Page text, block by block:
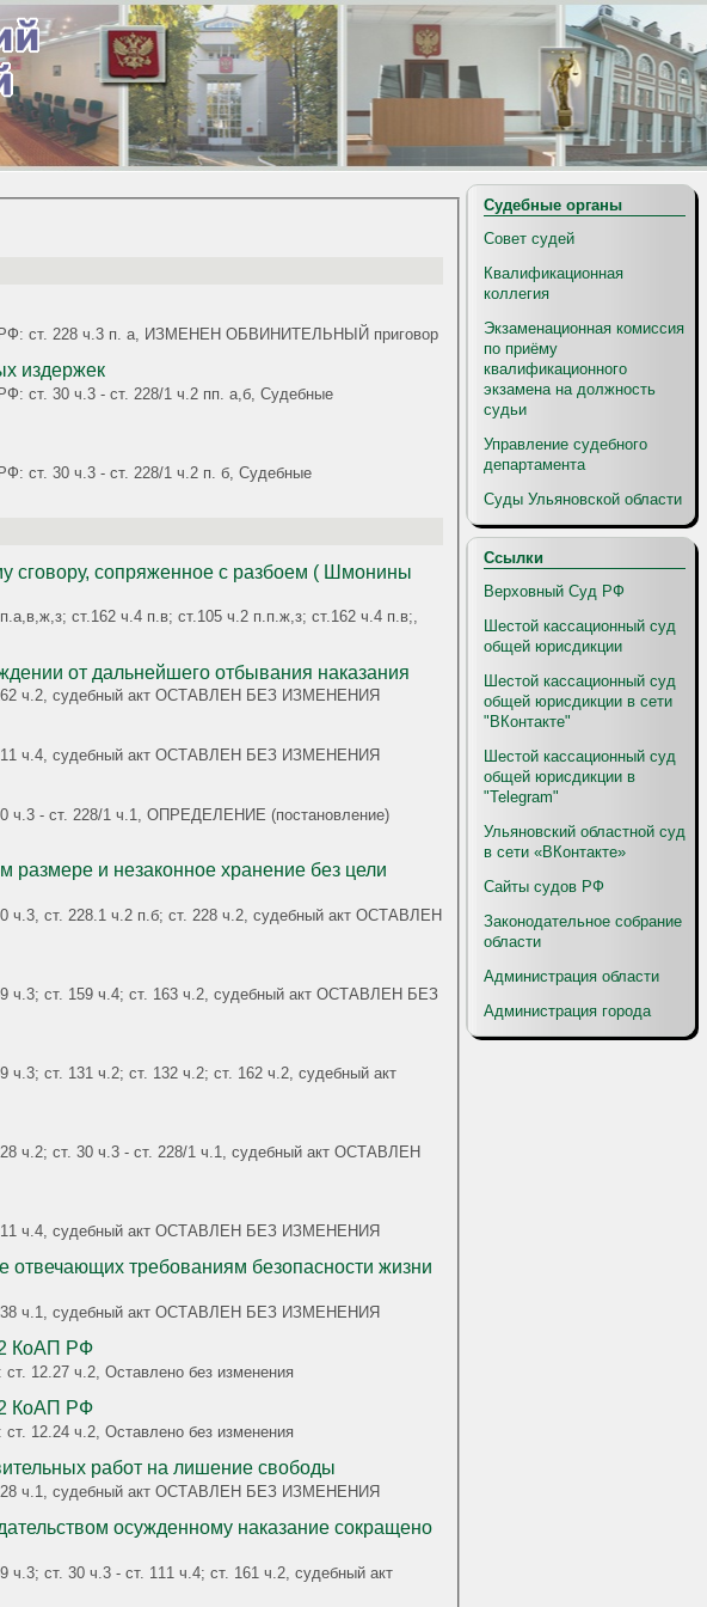
РФ: ст. 228 ч.3 п. а, ИЗМЕНЕН ОБВИНИТЕЛЬНЫЙ приговор
издержек
ст. 30 ч.3 - ст. 228/1 ч.2 пп. а,б, Судебные
ст. 30 ч.3 - ст. 228/1 ч.2 п. б, Судебные
сговору, сопряженное с разбоем ( Шмонины
ч.2 п.п.ж,з; ст.162 ч.4 п.в;,
Осуждённому обоснованно отказано в условно-досрочном освобождении от дальнейшего отбывания наказания
162 ч.2, судебный акт ОСТАВЛЕН БЕЗ ИЗМЕНЕНИЯ
111 ч.4, судебный акт ОСТАВЛЕН БЕЗ ИЗМЕНЕНИЯ
ч.3 - ст. 228/1 ч.1, ОПРЕДЕЛЕНИЕ (постановление)
размере и незаконное хранение без цели
ч.3; ст. 159 ч.4; ст. 163 ч.2, судебный акт ОСТАВЛЕН БЕЗ
ст. 131 ч.2; ст. 132 ч.2; ст. 162 ч.2, судебный акт
ч.2; ст. 30 ч.3 - ст. 228/1 ч.1, судебный акт ОСТАВЛЕН
111 ч.4, судебный акт ОСТАВЛЕН БЕЗ ИЗМЕНЕНИЯ
отвечающих требованиям безопасности жизни
238 ч.1, судебный акт ОСТАВЛЕН БЕЗ ИЗМЕНЕНИЯ
2 КоАП РФ
12.27 ч.2, Оставлено без изменения
2 КоАП РФ
12.24 ч.2, Оставлено без изменения
работ на лишение свободы
228 ч.1, судебный акт ОСТАВЛЕН БЕЗ ИЗМЕНЕНИЯ
осужденному наказание сокращено
ст. 30 ч.3 - ст. 111 ч.4; ст. 161 ч.2, судебный акт
Судебные органы
Совет судей
Квалификационная
коллегия
Экзаменационная комиссия
по приёму
квалификационного
экзамена на должность
судьи
Управление судебного
департамента
Суды Ульяновской области
Ссылки
Верховный Суд РФ
Шестой кассационный суд
общей юрисдикции
Шестой кассационный суд
общей юрисдикции в сети
"ВКонтакте"
Шестой кассационный суд
общей юрисдикции в
"Telegram"
Ульяновский областной суд
в сети «ВКонтакте»
Сайты судов РФ
Законодательное собрание
области
Администрация области
Администрация города